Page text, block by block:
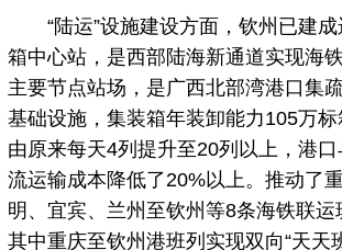
“陆运”设施建设方面，钦州已建成
箱中心站，是西部陆海新通道实现海
主要节点站场，是广西北部湾港口集
基础设施，集装箱年装卸能力105万
由原来每天4列提升至20列以上，港
流运输成本降低了20%以上。推动了
明、宜宾、兰州至钦州等8条海铁联运
其中重庆至钦州港班列实现双向“天天